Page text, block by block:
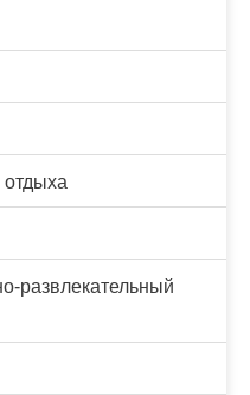
отдыха
развлекательный